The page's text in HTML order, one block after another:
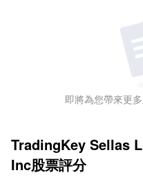
即將為您帶來更
TradingKey Sellas
Inc股票評分